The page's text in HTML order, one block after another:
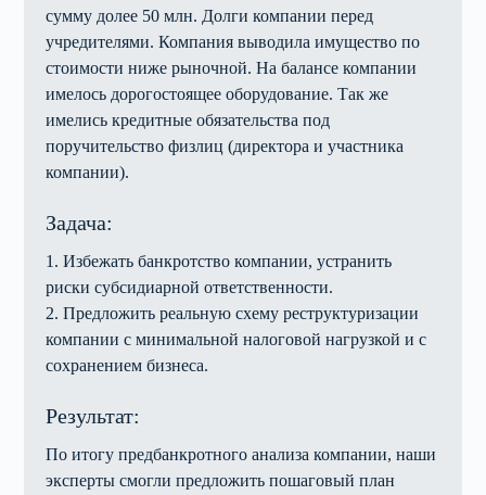
сумму долее 50 млн. Долги компании перед
учредителями. Компания выводила имущество по
стоимости ниже рыночной. На балансе компании
имелось дорогостоящее оборудование. Так же
имелись кредитные обязательства под
поручительство физлиц (директора и участника
компании).
Задача:
1. Избежать банкротство компании, устранить
риски субсидиарной ответственности.
2. Предложить реальную схему реструктуризации
компании с минимальной налоговой нагрузкой и с
сохранением бизнеса.
Результат:
По итогу предбанкротного анализа компании, наши
эксперты смогли предложить пошаговый план